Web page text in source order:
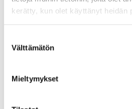
kerätty, kun olet käyttänyt heidän
valinta
Välttämätön
Mieltymykset
Fujifilm PRESCALE